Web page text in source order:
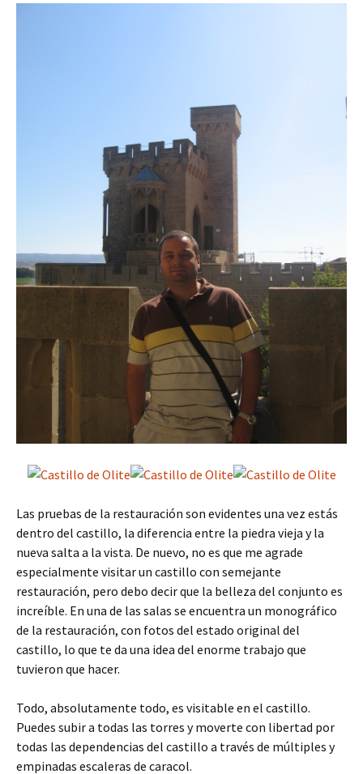
Las pruebas de la restauración son evidentes una vez estás
dentro del castillo, la diferencia entre la piedra vieja y la
nueva salta a la vista. De nuevo, no es que me agrade
especialmente visitar un castillo con semejante
restauración, pero debo decir que la belleza del conjunto es
increíble. En una de las salas se encuentra un monográfico
de la restauración, con fotos del estado original del
castillo, lo que te da una idea del enorme trabajo que
tuvieron que hacer.
Todo, absolutamente todo, es visitable en el castillo.
Puedes subir a todas las torres y moverte con libertad por
todas las dependencias del castillo a través de múltiples y
empinadas escaleras de caracol.